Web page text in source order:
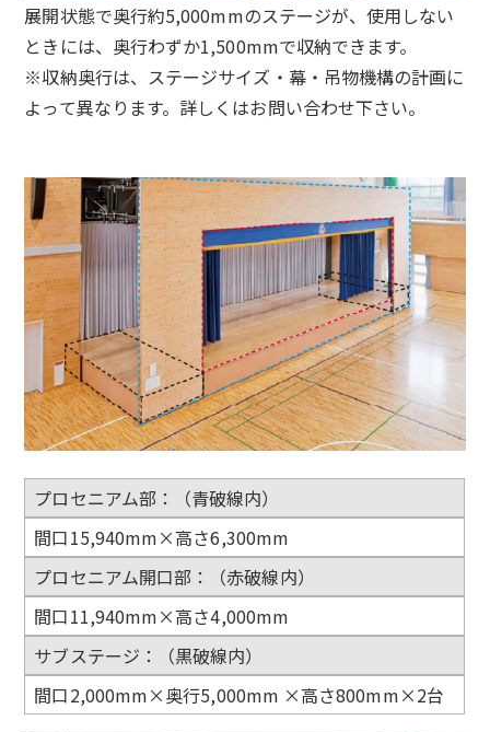
展開状態で奥行約5,000mmのステージが、使用しない
ときには、奥行わずか1,500mmで収納できます。
※収納奥行は、ステージサイズ・幕・吊物機構の計画に
よって異なります。詳しくはお問い合わせ下さい。
プロセニアム部：（青破線内）
間口15,940mm×高さ6,300mm
プロセニアム開口部：（赤破線内）
間口11,940mm×高さ4,000mm
サブステージ：（黒破線内）
間口2,000mm×奥行5,000mm ×高さ800mm×2台